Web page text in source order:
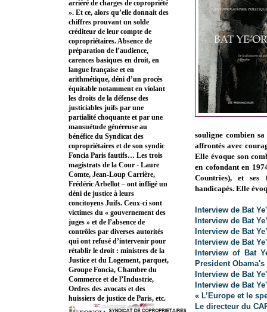
souligne combien
affrontés avec
Elle évoque son
en cofondant en
Countries), et ses
handicapés. Elle
Interview de Bat
Interview de Bat
Interview de Bat
Interview de Bat
Interview of Bat
President
Interview de Bat
Interview de Bat
« L’Europe et le
Le directeur du
arriéré de charges de copropriété
». Et ce, alors qu’elle donnait des
chiffres prouvant un solde
créditeur de leur compte de
copropriétaires. Absence de
préparation de l’audience,
carences basiques en droit, en
langue française et en
arithmétique, déni d’un procès
équitable notamment en violant
les droits de la défense des
justiciables juifs par une
partialité choquante et par une
mansuétude généreuse au
bénéfice du Syndicat des
copropriétaires et de son syndic
Foncia Paris fautifs… Les trois
magistrats de la Cour - Laure
Comte, Jean-Loup Carrière,
Frédéric Arbellot – ont infligé un
déni de justice à leurs
concitoyens Juifs. Ceux-ci sont
victimes du « gouvernement des
juges » et de l’absence de
contrôles par diverses autorités
qui ont refusé d’intervenir pour
rétablir le droit : ministres de la
Justice et du Logement, parquet,
Groupe Foncia, Chambre du
Commerce et de l’Industrie,
Ordres des avocats et des
huissiers de justice de Paris, etc.